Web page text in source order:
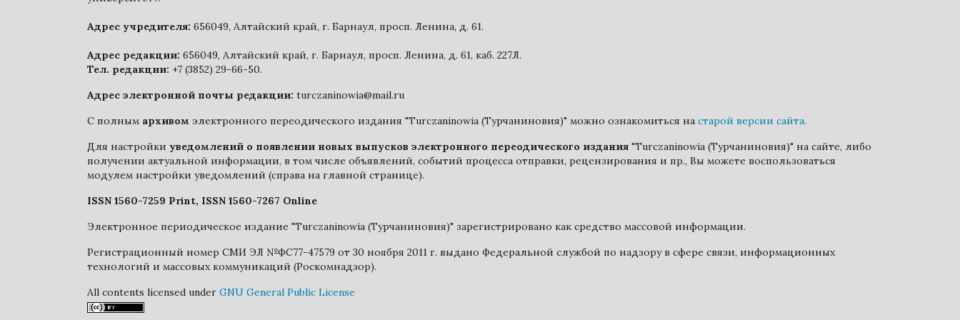
Адрес учредителя: 656049, Алтайский край, г. Барнаул, просп. Ленина, д. 61.
Адрес редакции: 656049, Алтайский край, г. Барнаул, просп. Ленина, д. 61, каб. 227Л.
Тел. редакции: +7 (3852) 29-66-50.
Адрес электронной почты редакции: turczaninowia@mail.ru
С полным архивом электронного переодического издания "Turczaninowia (Турчаниновия)" можно ознакомиться на старой версии сайта.
Для настройки уведомлений о появлении новых выпусков электронного переодического издания "Turczaninowia (Турчаниновия)" на сайте, либо
получении актуальной информации, в том числе объявлений, событий процесса отправки, рецензирования и пр., Вы можете воспользоваться
модулем настройки уведомлений (справа на главной странице).
ISSN 1560-7259 Print, ISSN 1560-7267 Online
Электронное периодическое издание "Turczaninowia (Турчаниновия)" зарегистрировано как средство массовой информации.
Регистрационный номер СМИ ЭЛ №ФС77-47579 от 30 ноября 2011 г. выдано Федеральной службой по надзору в сфере связи, информационных
технологий и массовых коммуникаций (Роскомнадзор).
All contents licensed under GNU General Public License